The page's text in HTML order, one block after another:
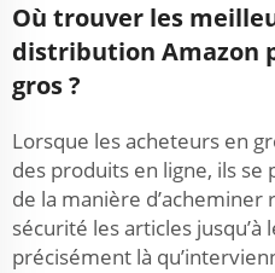
Où trouver les
distribution Amazon
gros ?
Lorsque les acheteurs en
des produits en ligne, ils
de la manière
sécurité les articles jusqu’à
précisément là